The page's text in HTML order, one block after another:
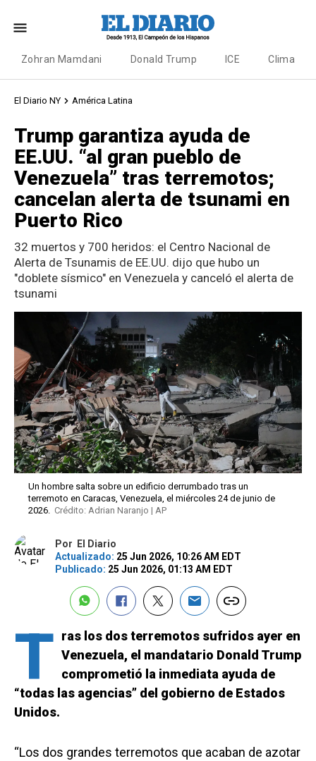
Zohran Mamdani Donald Trump ICE Clima
El Diario NY América Latina
Trump garantiza ayuda de
EE.UU. “al gran pueblo de
Venezuela” tras terremotos;
cancelan alerta de tsunami en
Puerto Rico
32 muertos y 700 heridos: el Centro Nacional de
Alerta de Tsunamis de EE.UU. dijo que hubo un
"doblete sísmico" en Venezuela y canceló el alerta de
tsunami
Un hombre salta sobre un edificio derrumbado tras un
terremoto en Caracas, Venezuela, el miércoles 24 de junio de
2026. Crédito: Adrian Naranjo | AP
Por
El Diario
Actualizado: 25 Jun 2026, 10:26 AM EDT
Publicado: 25 Jun 2026, 01:13 AM EDT
T ras los dos terremotos sufridos ayer en
Venezuela, el mandatario Donald Trump
comprometió la inmediata ayuda de
“todas las agencias” del gobierno de Estados
Unidos.
“Los dos grandes terremotos que acaban de azotar